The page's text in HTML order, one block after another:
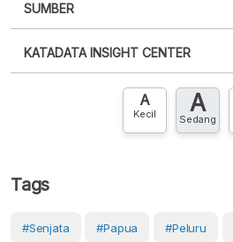
XLS
SUMBER
punya akun?Silakan Daftar
KATADATA INSIGHT CENTER
Hubungi sekarang »
A
Kecil A
Sedang
Tags
#Senjata #Papua #peluru